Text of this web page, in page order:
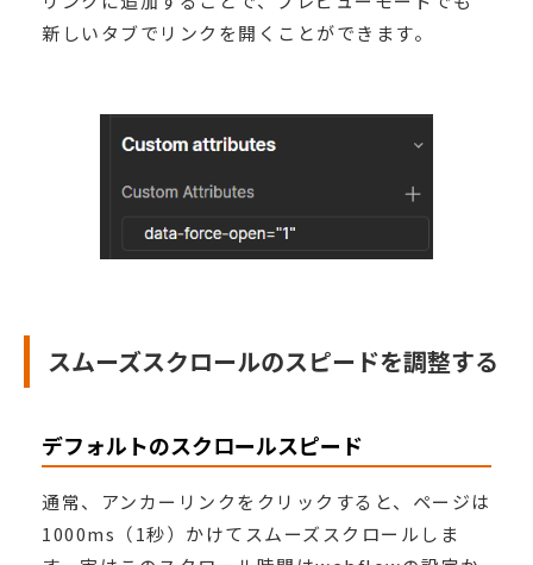
新しいタブでリンクを開くことができます。
スムーズスクロールのスピードを調整する
デフォルトのスクロールスピード
通常、アンカーリンクをクリックすると、ページは
1000ms（1秒）かけてスムーズスクロールしま